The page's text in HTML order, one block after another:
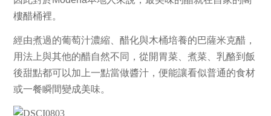
樓醋桶裡。
經由煮過的葡萄汁濃縮、醋化與木桶培養的巴薩米克醋，
用法上與其他的醋自然不同，從開胃菜、煮菜、乳酪到飯
後甜點都可以加上一點當做醬汁，便能讓看似普通的食材
或一餐瞬間變成美味。